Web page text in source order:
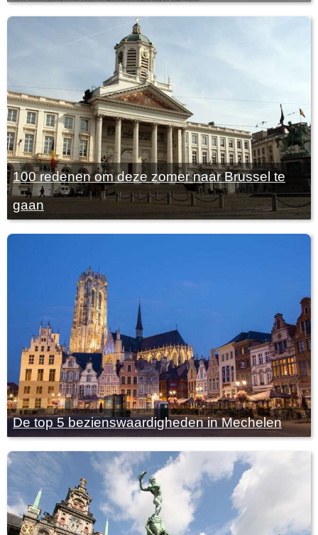
100 redenen om deze zomer naar Brussel te
gaan
De top 5 bezienswaardigheden in Mechelen